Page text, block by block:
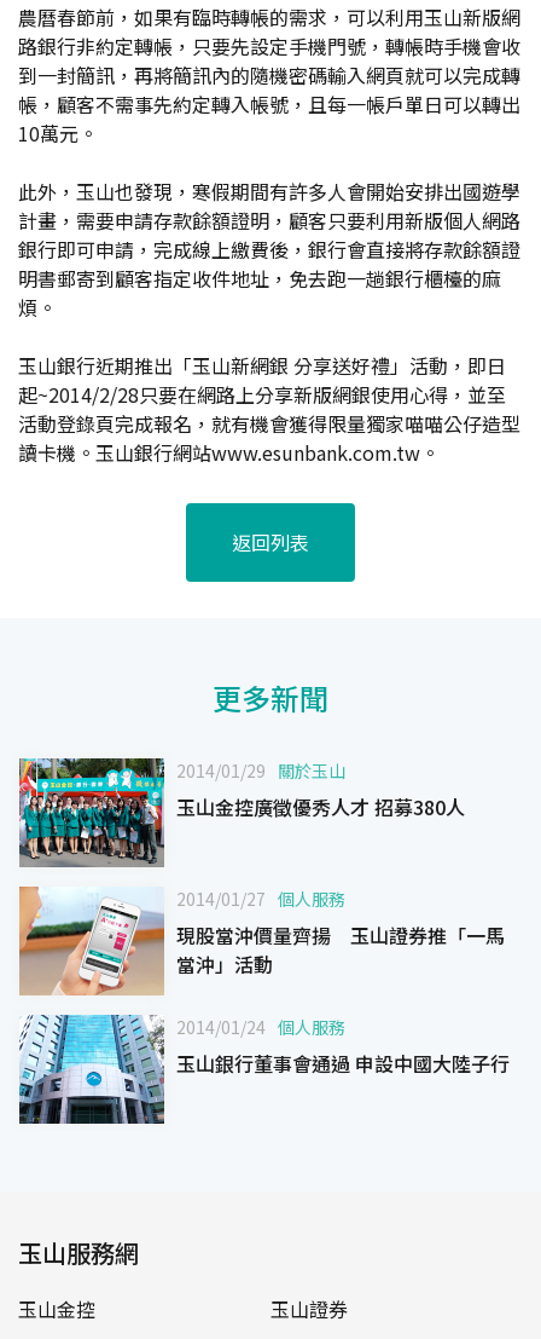
農曆春節前，如果有臨時轉帳的需求，可以利用玉山新版網
路銀行非約定轉帳，只要先設定手機門號，轉帳時手機會收
到一封簡訊，再將簡訊內的隨機密碼輸入網頁就可以完成轉
帳，顧客不需事先約定轉入帳號，且每一帳戶單日可以轉出
10萬元。
此外，玉山也發現，寒假期間有許多人會開始安排出國遊學
計畫，需要申請存款餘額證明，顧客只要利用新版個人網路
銀行即可申請，完成線上繳費後，銀行會直接將存款餘額證
明書郵寄到顧客指定收件地址，免去跑一趟銀行櫃檯的麻
煩。
玉山銀行近期推出「玉山新網銀 分享送好禮」活動，即日
起~2014/2/28只要在網路上分享新版網銀使用心得，並至
活動登錄頁完成報名，就有機會獲得限量獨家喵喵公仔造型
讀卡機。玉山銀行網站www.esunbank.com.tw。
返回列表
更多新聞
2014/01/29 關於玉山
玉山金控廣徵優秀人才 招募380人
2014/01/27 個人服務
現股當沖價量齊揚 玉山證券推「一馬
當沖」活動
2014/01/24 個人服務
玉山銀行董事會通過 申設中國大陸子行
玉山服務網
玉山金控
玉山證券